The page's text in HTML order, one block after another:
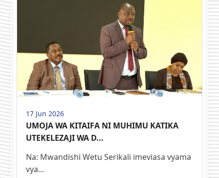
17 Jun 2026
UMOJA WA KITAIFA NI MUHIMU KATIKA
UTEKELEZAJI WA D...
Na: Mwandishi Wetu Serikali imeviasa vyama
vya...